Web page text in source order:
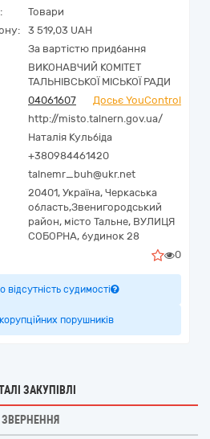
Товари
3 519,03 UAH
За вартістю придбання
ВИКОНАВЧИЙ КОМІТЕТ
ТАЛЬНІВСЬКОЇ МІСЬКОЇ РАДИ
04061607
Досьє YouControl
http://misto.talnern.gov.ua/
Наталія Кульбіда
+380984461420
talnemr_buh@ukr.net
20401, Україна, Черкаська
область,Звенигородський
район, місто Тальне, ВУЛИЦЯ
СОБОРНА, будинок 28
0
відсутність судимості
порушників
ЗАКУПІВЛІ
ЗВЕРНЕННЯ